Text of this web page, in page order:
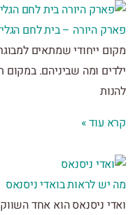
היורה – בית לחם הגלילית
ייחודי שמתאים למבוגרים,
ומה שביניהם. במקום תוכלו
עוד »
לראות בואדי ניסנאס
ניסנאס הוא אחד השווקים